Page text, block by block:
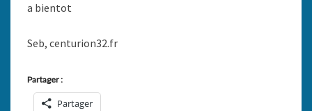
a bientot
Seb, centurion32.fr
Partager :
Partager